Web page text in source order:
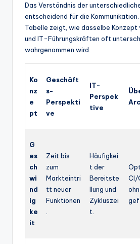
Das Verständnis der
entscheidend für die
Tabelle zeigt, wie dasselbe
und IT-Führungskräften oft
wahrgenommen wird.
Ko
nz
e
pt
Geschäft
s-
Perspekti
ve
IT-
Perspek
tive
G
es
ch
wi
nd
ig
ke
it
Zeit bis
zum
Markteintri
tt neuer
Funktionen
Häufigkei
t der
Bereitste
llung und
Zykluszei
t.
CI/